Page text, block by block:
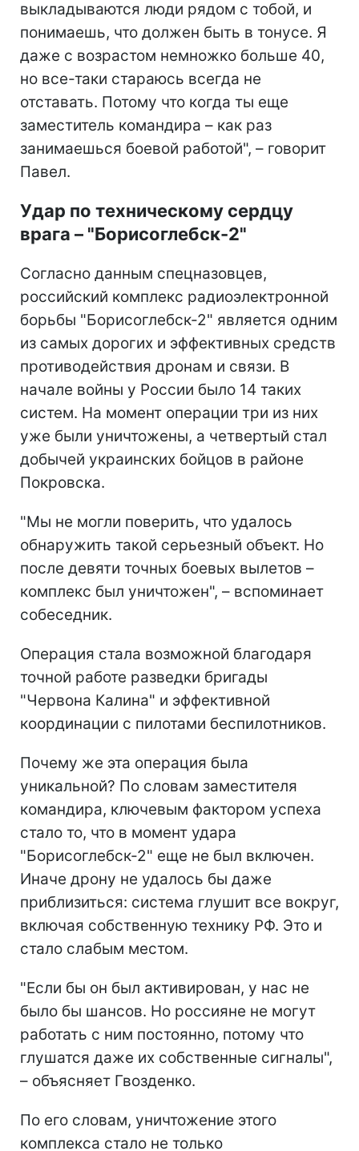
выкладываются люди рядом с тобой, и
понимаешь, что должен быть в тонусе. Я
даже с возрастом немножко больше 40,
но все-таки стараюсь всегда не
отставать. Потому что когда ты еще
заместитель командира – как раз
занимаешься боевой работой", – говорит
Павел.
Удар по техническому сердцу
врага – "Борисоглебск-2"
Согласно данным спецназовцев,
российский комплекс радиоэлектронной
борьбы "Борисоглебск-2" является одним
из самых дорогих и эффективных средств
противодействия дронам и связи. В
начале войны у России было 14 таких
систем. На момент операции три из них
уже были уничтожены, а четвертый стал
добычей украинских бойцов в районе
Покровска.
"Мы не могли поверить, что удалось
обнаружить такой серьезный объект. Но
после девяти точных боевых вылетов –
комплекс был уничтожен", – вспоминает
собеседник.
Операция стала возможной благодаря
точной работе разведки бригады
"Червона Калина" и эффективной
координации с пилотами беспилотников.
Почему же эта операция была
уникальной? По словам заместителя
командира, ключевым фактором успеха
стало то, что в момент удара
"Борисоглебск-2" еще не был включен.
Иначе дрону не удалось бы даже
приблизиться: система глушит все вокруг,
включая собственную технику РФ. Это и
стало слабым местом.
"Если бы он был активирован, у нас не
было бы шансов. Но россияне не могут
работать с ним постоянно, потому что
глушатся даже их собственные сигналы",
– объясняет Гвозденко.
По его словам, уничтожение этого
комплекса стало не только